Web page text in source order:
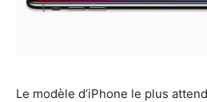
Le modèle d’iPhone le plus